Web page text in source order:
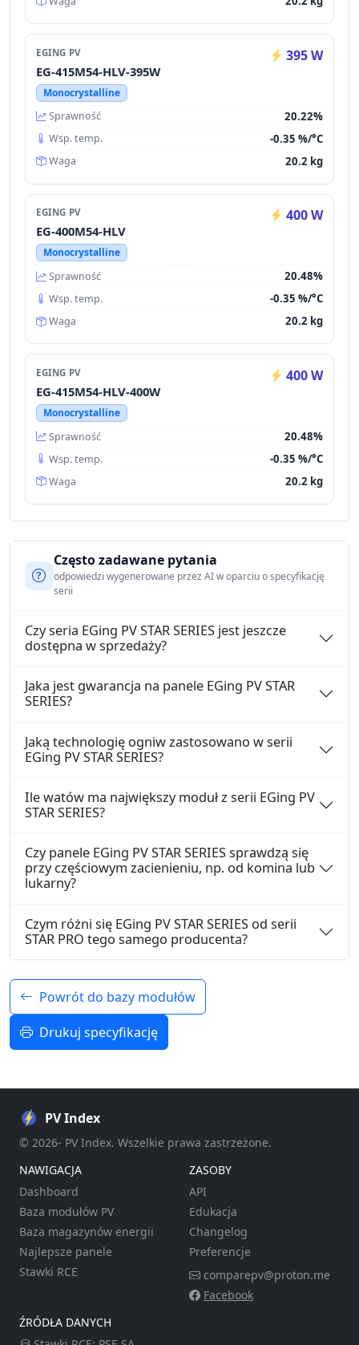
EGING PV 395 W
EG-415M54-HLV-395W
Monocrystalline
Sprawność
20.22%
Wsp. temp. -0.35 %/°C
Waga 20.2 kg
EGING PV 400 W
EG-400M54-HLV
Monocrystalline
Sprawność
20.48%
Wsp. temp. -0.35 %/°C
Waga 20.2 kg
EGING PV 400 W
EG-415M54-HLV-400W
Monocrystalline
Sprawność
20.48%
Wsp. temp. -0.35 %/°C
Waga 20.2 kg
Często zadawane pytania
odpowiedzi wygenerowane przez AI w oparciu o specyfikację
serii
Czy seria EGing PV STAR SERIES jest jeszcze
dostępna w sprzedaży?
Jaka jest gwarancja na panele EGing PV STAR
SERIES?
Jaką technologię ogniw zastosowano w serii
EGing PV STAR SERIES?
Ile watów ma największy moduł z serii EGing PV
STAR SERIES?
Czy panele EGing PV STAR SERIES sprawdzą się
przy częściowym zacienieniu, np. od komina lub
lukarny?
Czym różni się EGing PV STAR SERIES od serii
STAR PRO tego samego producenta?
Powrót do bazy modułów
Drukuj specyfikację
PV Index
© 2026- PV Index. Wszelkie prawa zastrzeżone.
NAWIGACJA
Dashboard
Baza modułów PV
Baza magazynów energii
Najlepsze panele
Stawki RCE
ZASOBY
API
Edukacja
Changelog
Preferencje
comparepv@proton.me
Facebook
ŹRÓDŁA DANYCH